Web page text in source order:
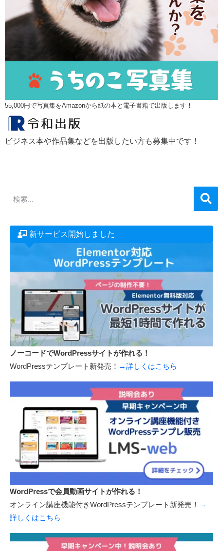
55,000円で写真集をAmazonから紙の本と電子書籍で出版します！
ビジネス本や作品集などを出版したい方も募集中です！
新サービス開始しました
ノーコードでWordPressサイトが作れる！
WordPressテンプレート新発売！ →詳しくはこちら
WordPressで会員動画サイトが作れる！
オンライン講座機能付きWordPressテンプレート新発売！ →
詳しくはこちら